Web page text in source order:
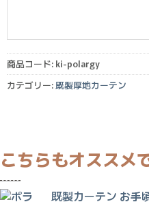
商品コード: ki-polargy
カテゴリー:既製厚地カーテン
既製カーテン お手